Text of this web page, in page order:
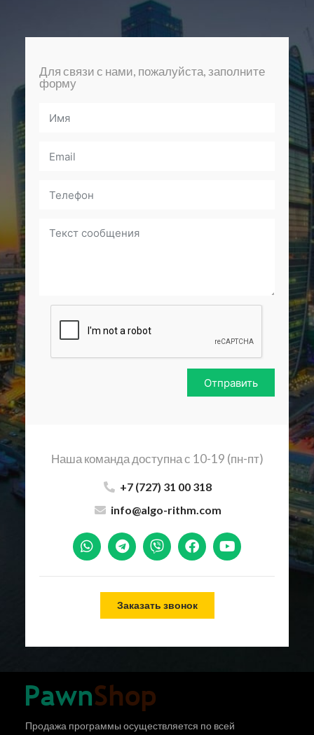
Для связи с нами, пожалуйста, заполните
форму
Отправить
Наша команда доступна с 10-19 (пн-пт)
+7 (727) 31 00 318
info@algo-rithm.com
Заказать звонок
Продажа программы осуществляется по всей